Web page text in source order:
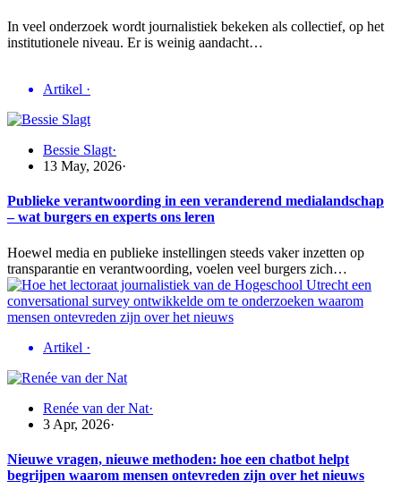
In veel onderzoek wordt journalistiek bekeken als collectief, op het
institutionele niveau. Er is weinig aandacht…
Artikel ·
Bessie Slagt·
13 May, 2026·
Publieke verantwoording in een veranderend medialandschap
– wat burgers en experts ons leren
Hoewel media en publieke instellingen steeds vaker inzetten op
transparantie en verantwoording, voelen veel burgers zich…
Artikel ·
Renée van der Nat·
3 Apr, 2026·
Nieuwe vragen, nieuwe methoden: hoe een chatbot helpt
begrijpen waarom mensen ontevreden zijn over het nieuws